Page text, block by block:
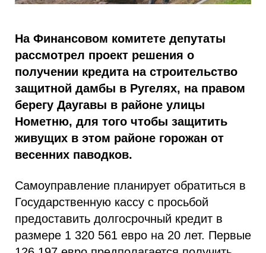
На Финансовом комитете депутаты
рассмотрел проект решения о
получении кредита на строительство
защитной дамбы в Ругелях, на правом
берегу Даугавы в районе улицы
Нометню, для того чтобы защитить
живущих в этом районе горожан от
весенних паводков.
Самоуправление планирует обратиться в
Государственную кассу с просьбой
предоставить долгосрочный кредит в
размере 1 320 561 евро на 20 лет. Первые